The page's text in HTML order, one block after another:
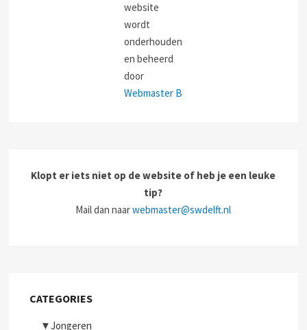
website
wordt
onderhouden
en beheerd
door
Webmaster B
Klopt er iets niet op de website of heb je een leuke
tip?
Mail dan naarwebmaster@swdelft.nl
CATEGORIES
▼Jongeren